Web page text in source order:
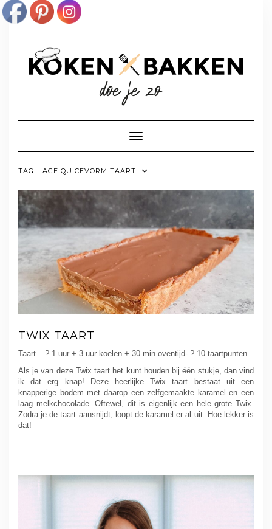
Toggle navigatie
TAG: LAGE QUICEVORM TAART
TWIX TAART
Taart – ? 1 uur + 3 uur koelen + 30 min oventijd- ? 10 taartpunten
Als je van deze Twix taart het kunt houden bij één stukje, dan vind
ik dat erg knap! Deze heerlijke Twix taart bestaat uit een
knapperige bodem met daarop een zelfgemaakte karamel en een
laag melkchocolade. Oftewel, dit is eigenlijk een hele grote Twix.
Zodra je de taart aansnijdt, loopt de karamel er al uit. Hoe lekker is
dat!